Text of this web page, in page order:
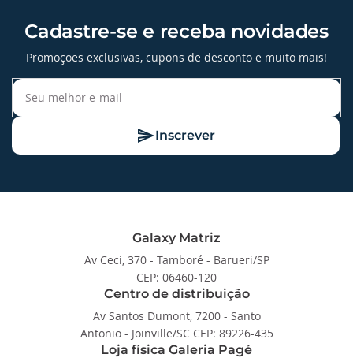
Cadastre-se e receba novidades
Promoções exclusivas, cupons de desconto e muito mais!
Inscrever
Galaxy Matriz
Av Ceci, 370 - Tamboré - Barueri/SP
CEP: 06460-120
Centro de distribuição
Av Santos Dumont, 7200 - Santo
Antonio - Joinville/SC CEP: 89226-435
Loja física Galeria Pagé